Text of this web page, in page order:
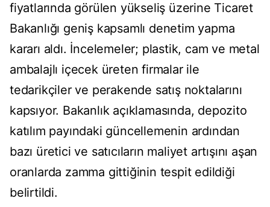
fiyatlarında görülen yükseliş üzerine Ticaret
Bakanlığı geniş kapsamlı denetim yapma
kararı aldı. İncelemeler; plastik, cam ve metal
ambalajlı içecek üreten firmalar ile
tedarikçiler ve perakende satış noktalarını
kapsıyor. Bakanlık açıklamasında, depozito
katılım payındaki güncellemenin ardından
bazı üretici ve satıcıların maliyet artışını aşan
oranlarda zamma gittiğinin tespit edildiği
belirtildi.